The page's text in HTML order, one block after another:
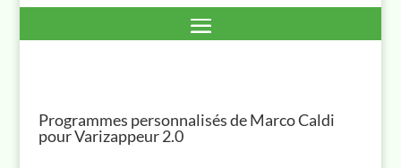
Programmes personnalisés de Marco Caldi
pour Varizappeur 2.0